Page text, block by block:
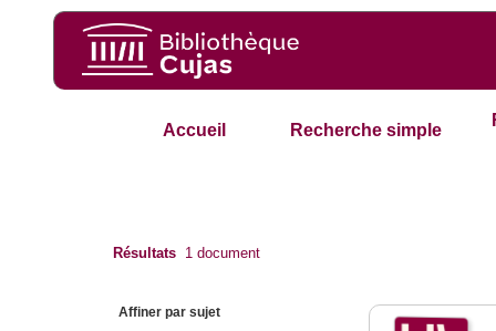
Accueil Recherche simple
Résultats 1 document
Affiner par sujet